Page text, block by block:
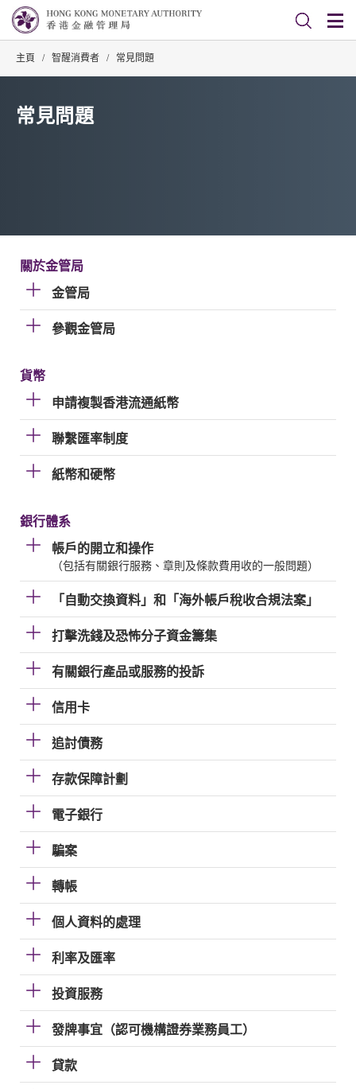
主頁 / 智醒消費者 / 常見問題
常見問題
關於金管局
金管局
參觀金管局
貨幣
申請複製香港流通紙幣
聯繫匯率制度
紙幣和硬幣
銀行體系
帳戶的開立和操作
（包括有關銀行服務、章則及條款費用收的一般問題）
「自動交換資料」和「海外帳戶稅收合規法案」
打擊洗錢及恐怖分子資金籌集
有關銀行產品或服務的投訴
信用卡
追討債務
存款保障計劃
電子銀行
騙案
轉帳
個人資料的處理
利率及匯率
投資服務
發牌事宜（認可機構證券業務員工）
貸款